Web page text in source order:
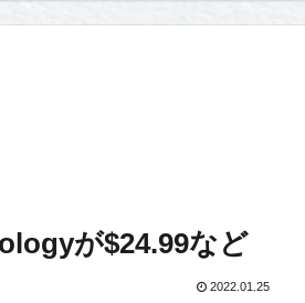
が$24.99など
2022.01.25